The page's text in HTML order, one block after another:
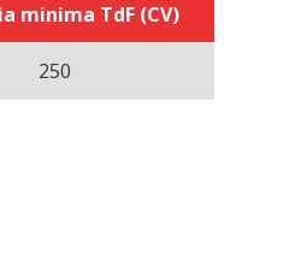
minima TdF (CV)
250